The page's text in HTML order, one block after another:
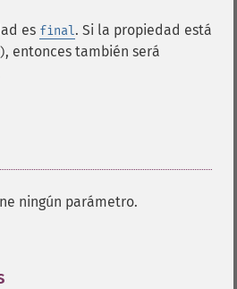
es final. Si la propiedad está
, entonces también será
ningún parámetro.